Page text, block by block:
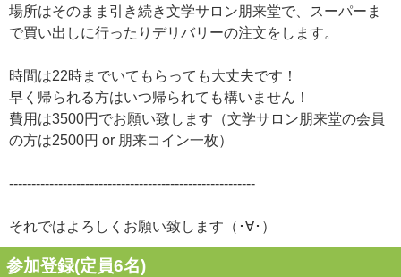
場所はそのまま引き続き文学サロン朋来堂で、スーパーま
で買い出しに行ったりデリバリーの注文をします。
時間は22時までいてもらっても大丈夫です！
早く帰られる方はいつ帰られても構いません！
費用は3500円でお願い致します（文学サロン朋来堂の会員
の方は2500円 or 朋来コイン一枚）
-------------------------------------------------------
それではよろしくお願い致します（･∀･）
参加登録(定員6名)